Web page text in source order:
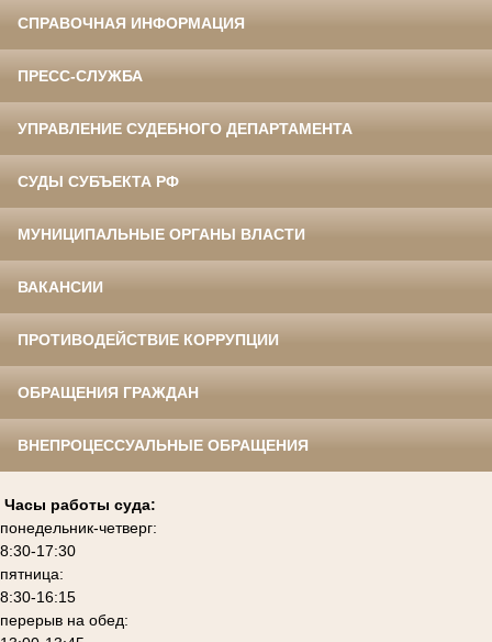
СПРАВОЧНАЯ ИНФОРМАЦИЯ
ПРЕСС-СЛУЖБА
УПРАВЛЕНИЕ СУДЕБНОГО ДЕПАРТАМЕНТА
СУДЫ СУБЪЕКТА РФ
МУНИЦИПАЛЬНЫЕ ОРГАНЫ ВЛАСТИ
ВАКАНСИИ
ПРОТИВОДЕЙСТВИЕ КОРРУПЦИИ
ОБРАЩЕНИЯ ГРАЖДАН
ВНЕПРОЦЕССУАЛЬНЫЕ ОБРАЩЕНИЯ
Часы работы суда:
понедельник-четверг:
8:30-17:30
пятница:
8:30-16:15
перерыв на обед: